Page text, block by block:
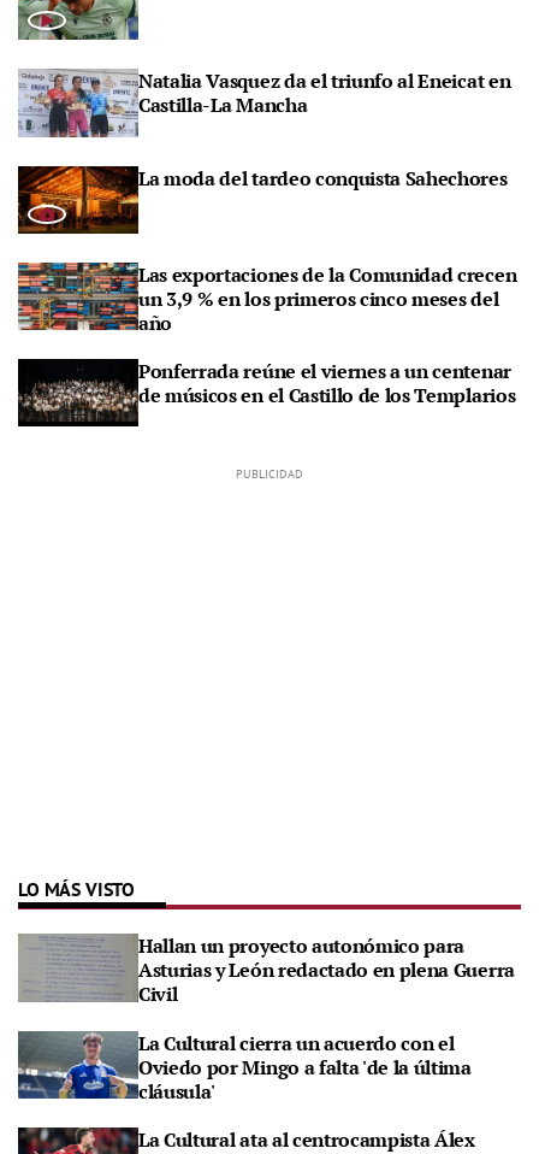
Natalia Vasquez da el triunfo al Eneicat en
Castilla-La Mancha
La moda del tardeo conquista Sahechores
Las exportaciones de la Comunidad crecen
un 3,9 % en los primeros cinco meses del
año
Ponferrada reúne el viernes a un centenar
de músicos en el Castillo de los Templarios
LO MÁS VISTO
Hallan un proyecto autonómico para
Asturias y León redactado en plena Guerra
Civil
La Cultural cierra un acuerdo con el
Oviedo por Mingo a falta 'de la última
cláusula'
La Cultural ata al centrocampista Álex